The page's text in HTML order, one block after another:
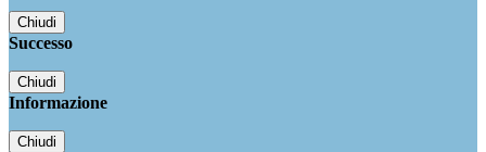
Chiudi
Successo
Chiudi
Informazione
Chiudi